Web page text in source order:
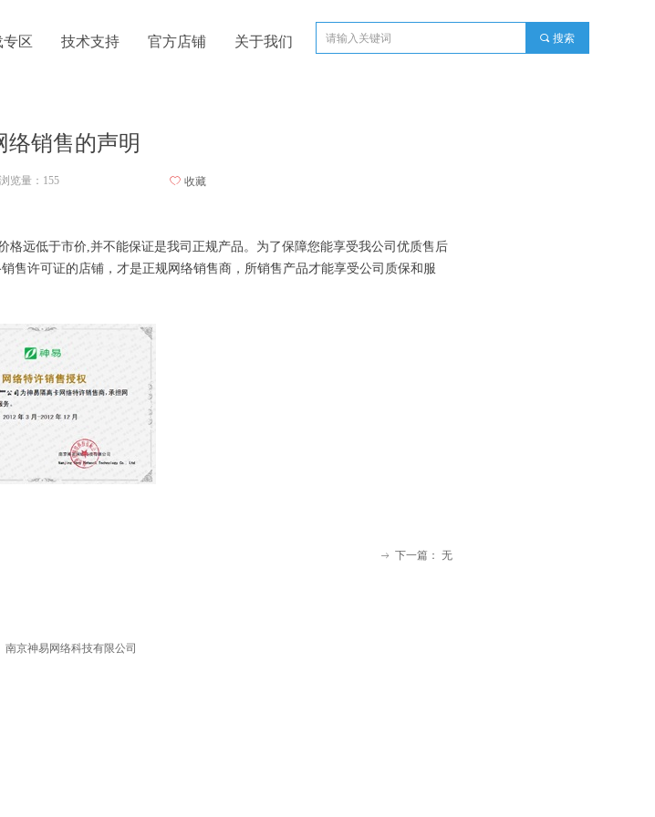
专区 技术支持 官方店铺 关于我们 끠 搜索
络销售的声明
低于市价,并不能保证是我司正规产品。为了保障您能享受我公司优质售后
售许可证的店铺，才是正规网络销售商，所销售产品才能享受公司质保和服
浏览量： 155 ꄀ 收藏
ꁹ 下一篇： 无
南京神易网络科技有限公司